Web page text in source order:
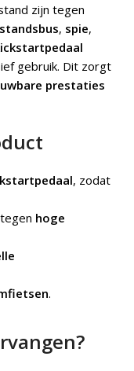
zijn tegen
, spie,
gebruik. Dit zorgt
prestaties
, zodat
hoge
.